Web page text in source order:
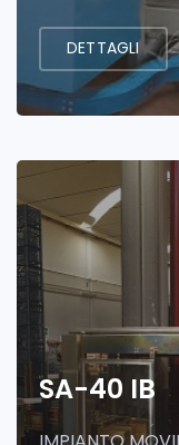
DETTAGLI
SA-40 IB